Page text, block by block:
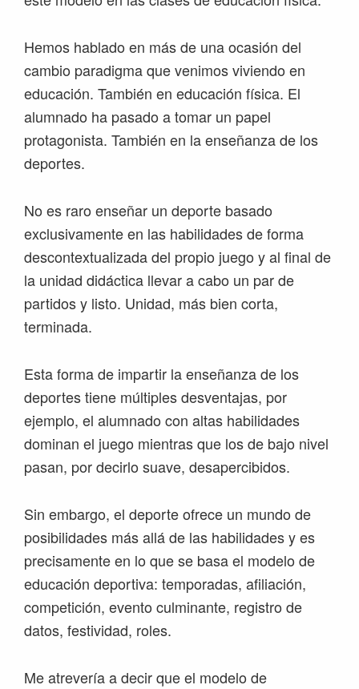
Hemos hablado en más de una ocasión del
cambio paradigma que venimos viviendo en
educación. También en educación física. El
alumnado ha pasado a tomar un papel
protagonista. También en la enseñanza de los
deportes.
No es raro enseñar un deporte basado
exclusivamente en las habilidades de forma
descontextualizada del propio juego y al final de
la unidad didáctica llevar a cabo un par de
partidos y listo. Unidad, más bien corta,
terminada.
Esta forma de impartir la enseñanza de los
deportes tiene múltiples desventajas, por
ejemplo, el alumnado con altas habilidades
dominan el juego mientras que los de bajo nivel
pasan, por decirlo suave, desapercibidos.
Sin embargo, el deporte ofrece un mundo de
posibilidades más allá de las habilidades y es
precisamente en lo que se basa el modelo de
educación deportiva: temporadas, afiliación,
competición, evento culminante, registro de
datos, festividad, roles.
Me atrevería a decir que el modelo de